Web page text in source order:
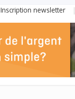
Inscription newsletter